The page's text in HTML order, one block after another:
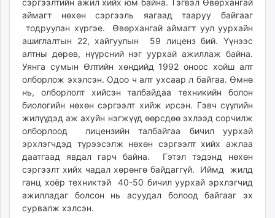
mglradio.com
itoim.mn
tumen.mn
shuum.mn
times.mn
tvmongolia.mn
mass.mn
unegui.mn
assa.mn
toim.mn
tac.mn
paparazzi.mn
unread.today
сэргээлтийн ажил хийх юм байна. Тэгвэл Өвөрхангай
аймагт нөхөн сэргээль яагаад тааруу байгааг
тодруулан хүргэе. Өвөрхангай аймагт уул уурхайн
ашиглалтын 22, хайгуулын 59 лиценз бий. Үүнээс
алтны дөрөв, нүүрсний нэг уурхай ажиллаж байна.
Уянга сумын Өлтийн хөндийд 1992 оноос хойш алт
олборлож эхэлсэн. Одоо ч алт ухсаар л байгаа. Өмнө
нь, олборлолт хийсэн талбайдаа техникийн болон
биологийн нөхөн сэргээлт хийж ирсэн. Гэвч сүүлийн
жилүүдэд аж ахуйн нэгжүүд өөрсдөө эхлээд сорчилж
олборлоод лицензийн талбайгаа бичил уурхай
эрхлэгчдэд түрээсэлж нөхөн сэргээлт хийх ажлаа
даатгаад явдал гарч байна. Гэтэл тэдэнд нөхөн
сэргээлт хийх чадал хөрөнгө байдаггүй. Иймд жилд
ганц хоёр техниктэй 40-50 бичил уурхай эрхлэгчид
ажилладаг болсон нь асуудал болоод байгааг эх
сурвалж хэлсэн.